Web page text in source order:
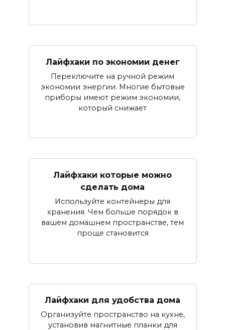
Лайфхаки по экономии денег
Переключите на ручной режим
экономии энергии. Многие бытовые
приборы имеют режим экономии,
который снижает
Лайфхаки которые можно
сделать дома
Используйте контейнеры для
хранения. Чем больше порядок в
вашем домашнем пространстве, тем
проще становится
Лайфхаки для удобства дома
Организуйте пространство на кухне,
установив магнитные планки для